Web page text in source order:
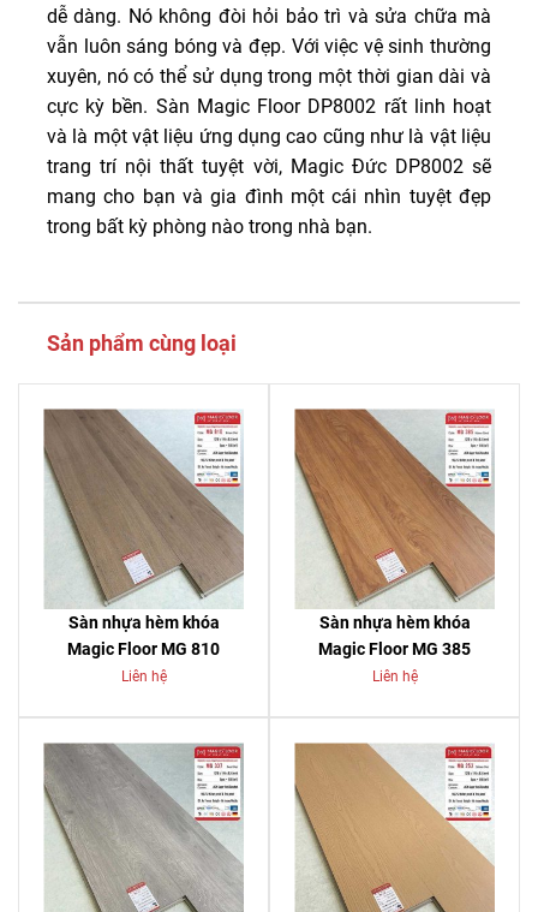
dễ dàng. Nó không đòi hỏi bảo trì và sửa chữa mà
vẫn luôn sáng bóng và đẹp. Với việc vệ sinh thường
xuyên, nó có thể sử dụng trong một thời gian dài và
cực kỳ bền. Sàn Magic Floor DP8002 rất linh hoạt
và là một vật liệu ứng dụng cao cũng như là vật liệu
trang trí nội thất tuyệt vời, Magic Đức DP8002 sẽ
mang cho bạn và gia đình một cái nhìn tuyệt đẹp
trong bất kỳ phòng nào trong nhà bạn.
Sản phẩm cùng loại
Sàn nhựa hèm khóa
Magic Floor MG 810
Liên hệ
Sàn nhựa hèm khóa
Magic Floor MG 385
Liên hệ